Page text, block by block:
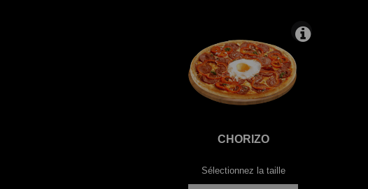
CHORIZO
Sélectionnez la taille